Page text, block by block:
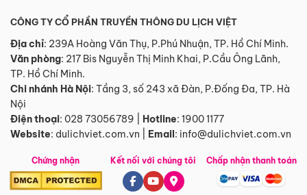
CÔNG TY CỔ PHẦN TRUYỀN THÔNG DU LỊCH VIỆT
Địa chỉ: 239A Hoàng Văn Thụ, P.Phú Nhuận, TP. Hồ Chí Minh.
Văn phòng: 217 Bis Nguyễn Thị Minh Khai, P.Cầu Ông Lãnh,
TP. Hồ Chí Minh.
Chi nhánh Hà Nội: Tầng 3, số 243 xã Đàn, P.Đống Đa, TP. Hà
Nội
Điện thoại: 028 73056789 Hotline: 1900 1177
Website: dulichviet.com.vn Email: info@dulichviet.com.vn
Chứng nhận Kết nối với chúng tôi Chấp nhận thanh toán